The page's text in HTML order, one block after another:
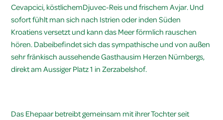
Cevapcici, köstlichemDjuvec-Reis und frischem Avjar. Und
sofort fühlt man sich nach Istrien oder inden Süden
Kroatiens versetzt und kann das Meer förmlich rauschen
hören. Dabeibefindet sich das sympathische und von außen
sehr fränkisch aussehende Gast­hausim Herzen Nürnbergs,
direkt am Aussiger Platz 1 in Zerzabelshof.
Das Ehepaar betreibt gemeinsam mit ihrer Tochter seit